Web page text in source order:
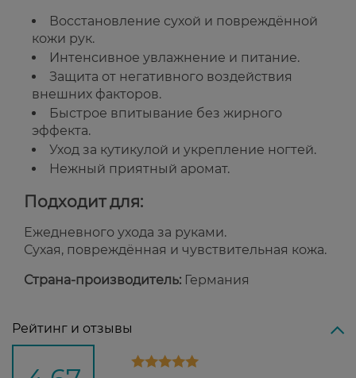
Восстановление сухой и повреждённой
кожи рук.
Интенсивное увлажнение и питание.
Защита от негативного воздействия
внешних факторов.
Быстрое впитывание без жирного
эффекта.
Уход за кутикулой и укрепление ногтей.
Нежный приятный аромат.
Подходит для:
Ежедневного ухода за руками.
Сухая, повреждённая и чувствительная кожа.
Страна-производитель: Германия
Рейтинг и отзывы